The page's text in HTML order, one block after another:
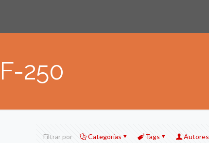
F-250
Filtrar por Categorias Tags Autores